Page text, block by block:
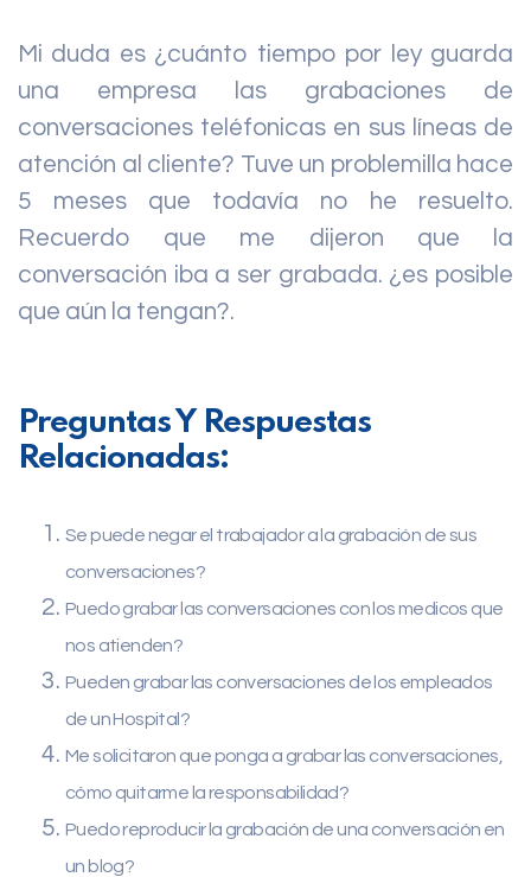
Mi duda es ¿cuánto tiempo por ley guarda
una empresa las grabaciones de
conversaciones teléfonicas en sus líneas de
atención al cliente? Tuve un problemilla hace
5 meses que todavía no he resuelto.
Recuerdo que me dijeron que la
conversación iba a ser grabada. ¿es posible
que aún la tengan?.
Preguntas Y Respuestas
Relacionadas:
Se puede negar el trabajador a la grabación de sus
conversaciones?
Puedo grabar las conversaciones con los medicos que
nos atienden?
Pueden grabar las conversaciones de los empleados
de un Hospital?
Me solicitaron que ponga a grabar las conversaciones,
cómo quitarme la responsabilidad?
Puedo reproducir la grabación de una conversación en
un blog?